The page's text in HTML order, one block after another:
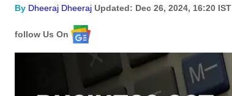
By Dheeraj Dheeraj Updated: Dec 26, 2024, 16:20 IST
follow Us On